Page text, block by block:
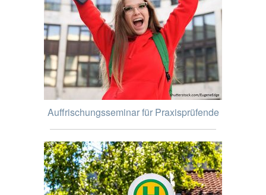
Auffrischungsseminar für Praxisprüfende